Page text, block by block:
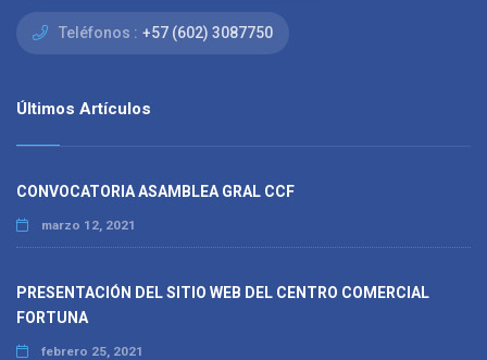
Teléfonos : +57 (602) 3087750
Últimos Artículos
CONVOCATORIA ASAMBLEA GRAL CCF
marzo 12, 2021
PRESENTACIÓN DEL SITIO WEB DEL CENTRO COMERCIAL
FORTUNA
febrero 25, 2021